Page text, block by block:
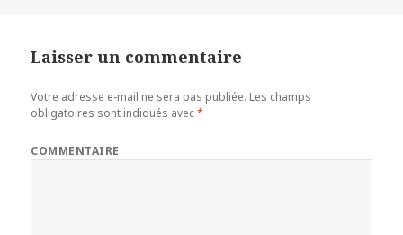
Laisser un commentaire
Votre adresse e-mail ne sera pas publiée. Les champs
obligatoires sont indiqués avec*
COMMENTAIRE